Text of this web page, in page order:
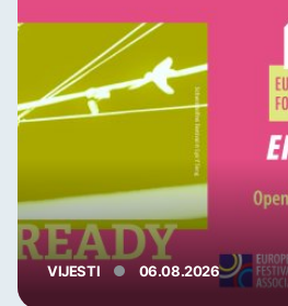
VIJESTI 06.08.2026